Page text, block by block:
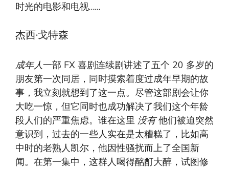
时光的电影和电视……
杰西·戈特森
成年人一部 FX 喜剧连续剧讲述了五个 20 多岁的
朋友第一次同居，同时摸索着度过成年早期的故
事，我立刻就想到了这一点。尽管这部剧会让你
大吃一惊，但它同时也成功解决了我们这个年龄
段人们的严重焦虑。谁在这里 没有他们被迫突然
意识到，过去的一些人实在是太糟糕了，比如高
中时的老熟人凯尔，他因性骚扰而上了全国新
闻。在第一集中，这群人喝得酩酊大醉，试图修